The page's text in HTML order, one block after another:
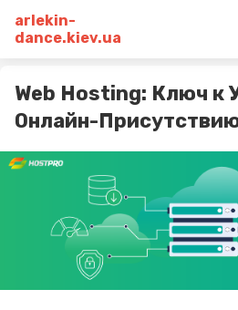
arlekin-
dance.kiev.ua
Web Hosting: Ключ к
Онлайн-